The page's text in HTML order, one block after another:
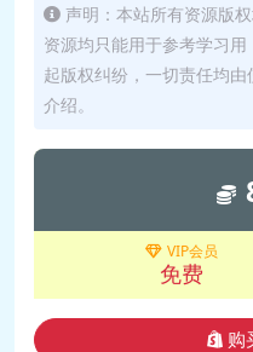
声明：本站所有资源版
资源均只能用于参考学习
起版权纠纷，一切责任均
介绍。
VIP会员
免费
购